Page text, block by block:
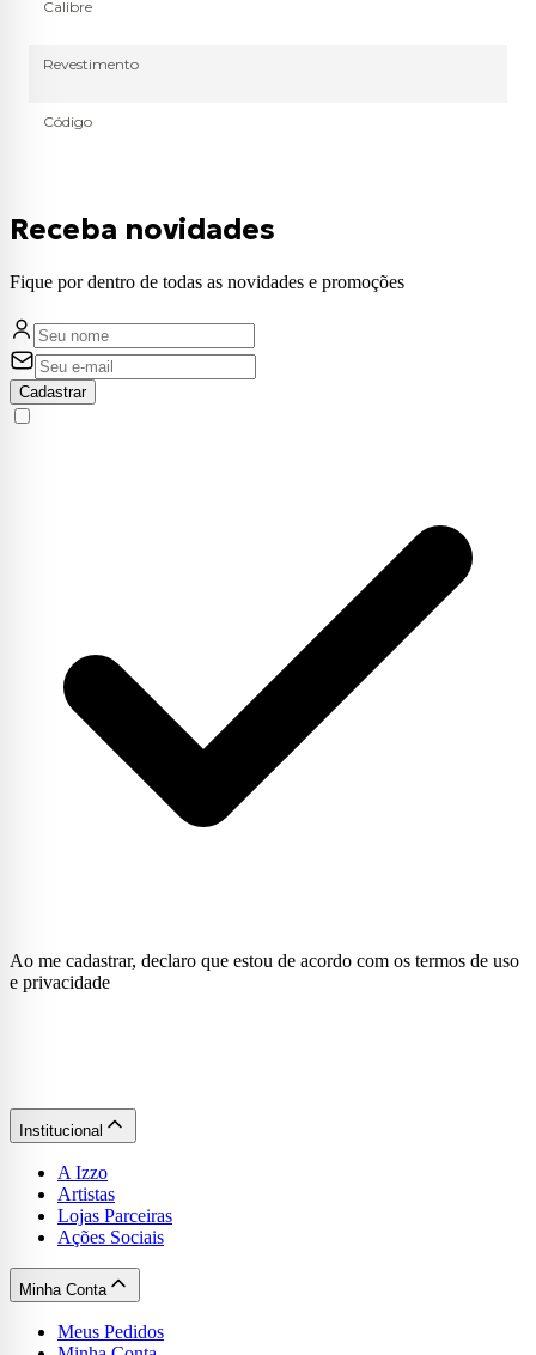
Calibre
Revestimento
Código
Receba novidades
Fique por dentro de todas as novidades e promoções
Cadastrar
Ao me cadastrar, declaro que estou de acordo com os termos de uso
e privacidade
Institucional
A Izzo
Artistas
Lojas Parceiras
Ações Sociais
Minha Conta
Meus Pedidos